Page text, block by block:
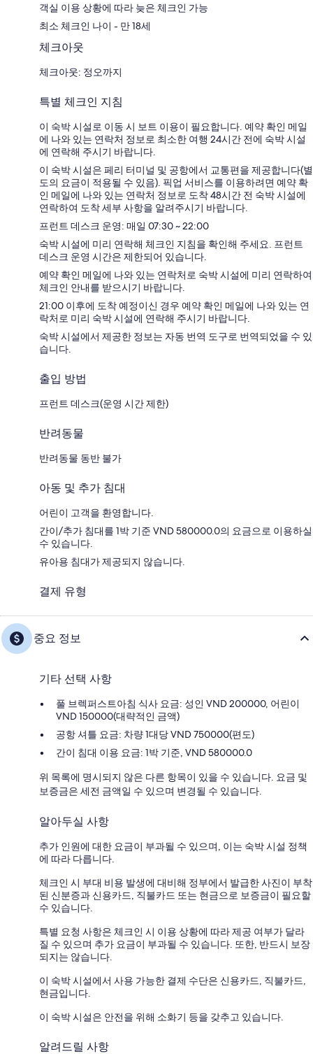
객실 이용 상황에 따라 늦은 체크인 가능
최소 체크인 나이 - 만 18세
체크아웃
체크아웃: 정오까지
특별 체크인 지침
이 숙박 시설로 이동 시 보트 이용이 필요합니다. 예약 확인 메일
에 나와 있는 연락처 정보로 최소한 여행 24시간 전에 숙박 시설
에 연락해 주시기 바랍니다.
이 숙박 시설은 페리 터미널 및 공항에서 교통편을 제공합니다(별
도의 요금이 적용될 수 있음). 픽업 서비스를 이용하려면 예약 확
인 메일에 나와 있는 연락처 정보로 도착 48시간 전 숙박 시설에
연락하여 도착 세부 사항을 알려주시기 바랍니다.
프런트 데스크 운영: 매일 07:30 ~ 22:00
숙박 시설에 미리 연락해 체크인 지침을 확인해 주세요. 프런트
데스크 운영 시간은 제한되어 있습니다.
예약 확인 메일에 나와 있는 연락처로 숙박 시설에 미리 연락하여
체크인 안내를 받으시기 바랍니다.
21:00 이후에 도착 예정이신 경우 예약 확인 메일에 나와 있는 연
락처로 미리 숙박 시설에 연락해 주시기 바랍니다.
숙박 시설에서 제공한 정보는 자동 번역 도구로 번역되었을 수 있
습니다.
출입 방법
프런트 데스크(운영 시간 제한)
반려동물
반려동물 동반 불가
아동 및 추가 침대
어린이 고객을 환영합니다.
간이/추가 침대를 1박 기준 VND 580000.0의 요금으로 이용하실
수 있습니다.
유아용 침대가 제공되지 않습니다.
결제 유형
중요 정보
기타 선택 사항
풀 브렉퍼스트아침 식사 요금: 성인 VND 200000, 어린이
VND 150000(대략적인 금액)
공항 셔틀 요금: 차량 1대당 VND 750000(편도)
간이 침대 이용 요금: 1박 기준, VND 580000.0
위 목록에 명시되지 않은 다른 항목이 있을 수 있습니다. 요금 및
보증금은 세전 금액일 수 있으며 변경될 수 있습니다.
알아두실 사항
추가 인원에 대한 요금이 부과될 수 있으며, 이는 숙박 시설 정책
에 따라 다릅니다.
체크인 시 부대 비용 발생에 대비해 정부에서 발급한 사진이 부착
된 신분증과 신용카드, 직불카드 또는 현금으로 보증금이 필요할
수 있습니다.
특별 요청 사항은 체크인 시 이용 상황에 따라 제공 여부가 달라
질 수 있으며 추가 요금이 부과될 수 있습니다. 또한, 반드시 보장
되지는 않습니다.
이 숙박 시설에서 사용 가능한 결제 수단은 신용카드, 직불카드,
현금입니다.
이 숙박 시설은 안전을 위해 소화기 등을 갖추고 있습니다.
알려드릴 사항